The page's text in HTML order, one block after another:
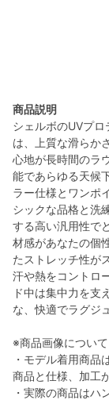
商品説明
シェルボのUVプ
は、上質な滑らか
心地が長時間のラ
能であらゆる天候
ラー仕様とワンポ
シックな品格と洗
する高い汎用性で
材感があなたの個
たストレッチ性が
汗や熱をコントロ
ド中は集中力を支
な、快適でラグジ
※商品画像について
・モデル着用商品
商品と仕様、加工
・実際の商品はハ